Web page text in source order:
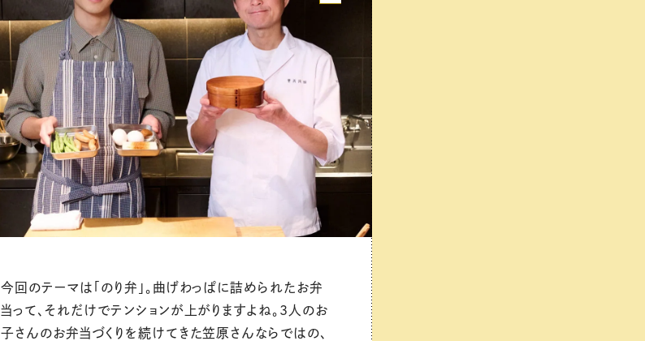
今回のテーマは「のり弁」。曲げわっぱに詰められたお弁
当って、それだけでテンションが上がりますよね。 3 人のお
子さんのお弁当づくりを続けてきた笠原さんならではの、